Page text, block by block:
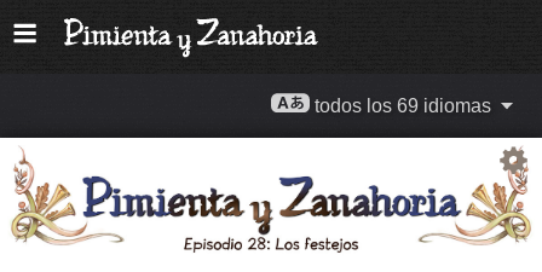
todos los 69 idiomas